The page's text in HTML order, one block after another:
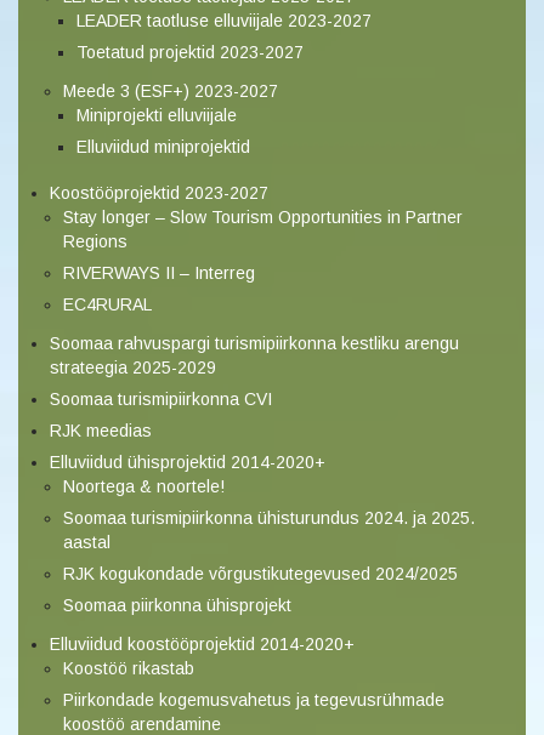
LEADER taotluse elluviijale 2023-2027
Toetatud projektid 2023-2027
Meede 3 (ESF+) 2023-2027
Miniprojekti elluviijale
Elluviidud miniprojektid
Koostööprojektid 2023-2027
Stay longer – Slow Tourism Opportunities in Partner
Regions
RIVERWAYS II – Interreg
EC4RURAL
Soomaa rahvuspargi turismipiirkonna kestliku arengu
strateegia 2025-2029
Soomaa turismipiirkonna CVI
RJK meedias
Elluviidud ühisprojektid 2014-2020+
Noortega & noortele!
Soomaa turismipiirkonna ühisturundus 2024. ja 2025.
aastal
RJK kogukondade võrgustikutegevused 2024/2025
Soomaa piirkonna ühisprojekt
Elluviidud koostööprojektid 2014-2020+
Koostöö rikastab
Piirkondade kogemusvahetus ja tegevusrühmade
koostöö arendamine